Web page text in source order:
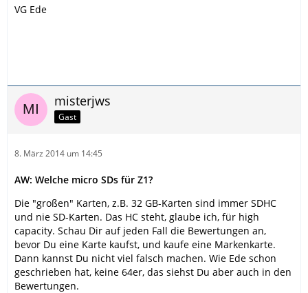
VG Ede
misterjws
Gast
8. März 2014 um 14:45
AW: Welche micro SDs für Z1?
Die "großen" Karten, z.B. 32 GB-Karten sind immer SDHC
und nie SD-Karten. Das HC steht, glaube ich, für high
capacity. Schau Dir auf jeden Fall die Bewertungen an,
bevor Du eine Karte kaufst, und kaufe eine Markenkarte.
Dann kannst Du nicht viel falsch machen. Wie Ede schon
geschrieben hat, keine 64er, das siehst Du aber auch in den
Bewertungen.